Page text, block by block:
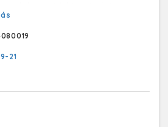
felvette a TAURUS Gumiipari
21